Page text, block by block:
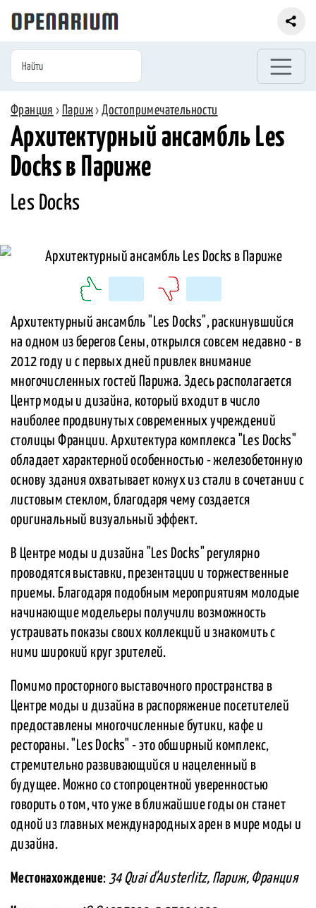
Франция › Париж›Достопримечательности
Архитектурный ансамбль Les
Docks в Париже
Les Docks
Архитектурный ансамбль "Les Docks", раскинувшийся
на одном из берегов Сены, открылся совсем недавно - в
2012 году и с первых дней привлек внимание
многочисленных гостей Парижа. Здесь располагается
Центр моды и дизайна, который входит в число
наиболее продвинутых современных учреждений
столицы Франции. Архитектура комплекса "Les Docks"
обладает характерной особенностью - железобетонную
основу здания охватывает кожух из стали в сочетании с
листовым стеклом, благодаря чему создается
оригинальный визуальный эффект.
В Центре моды и дизайна "Les Docks" регулярно
проводятся выставки, презентации и торжественные
приемы. Благодаря подобным мероприятиям молодые
начинающие модельеры получили возможность
устраивать показы своих коллекций и знакомить с
ними широкий круг зрителей.
Помимо просторного выставочного пространства в
Центре моды и дизайна в распоряжение посетителей
предоставлены многочисленные бутики, кафе и
рестораны. "Les Docks" - это обширный комплекс,
стремительно развивающийся и нацеленный в
будущее. Можно со стопроцентной уверенностью
говорить о том, что уже в ближайшие годы он станет
одной из главных международных арен в мире моды и
дизайна.
Местонахождение: 34 Quai d'Austerlitz, Париж, Франция